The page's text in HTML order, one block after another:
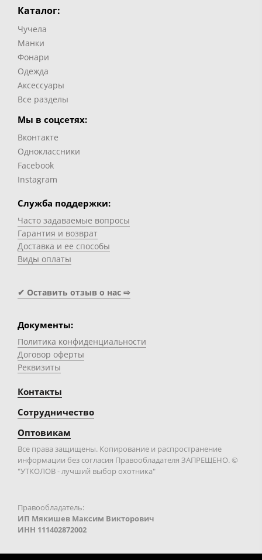
Каталог:
Чучела
Манки
Фонари
Одежда
Аксессуары
Все разделы
Мы в соцсетях:
Вконтакте
Одноклассники
Facebook
Instagram
Служба поддержки:
Часто задаваемые вопросы
Гарантия и возврат
Доставка и ее способы
Виды оплаты
✔ Оставить отзыв о нас ⇨
Документы:
Политика конфиденциальности
Договор оферты
Реквизиты
Контакты
Сотрудничество
Оптовикам
Все права защищены. Копирование и распространение
информации без согласия Правообладателя ЗАПРЕЩЕНО. ©
"УТКОЛОВ - лучший выбор охотника"
Правообладатель:
ИП Мякишев Максим Викторович
ИНН 111402872002